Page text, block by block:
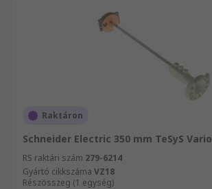
Raktáron
Schneider Electric 350 mm TeSyS Vario
RS raktári szám 279-6214
Gyártó cikkszáma VZ18
Részösszeg (1 egység)